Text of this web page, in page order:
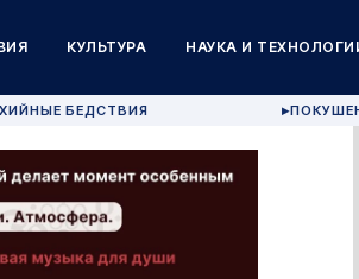
КУЛЬТУРА НАУКА И
БЕДСТВИЯ ▶